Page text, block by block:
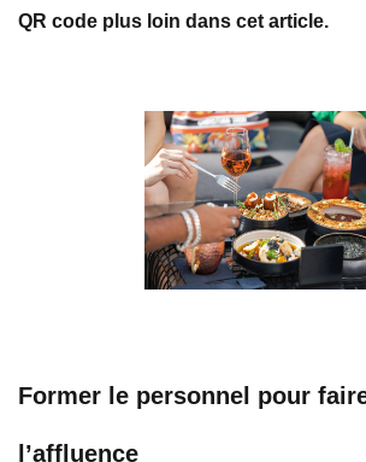
QR code plus loin dans cet article.
Former le personnel pour
l’affluence